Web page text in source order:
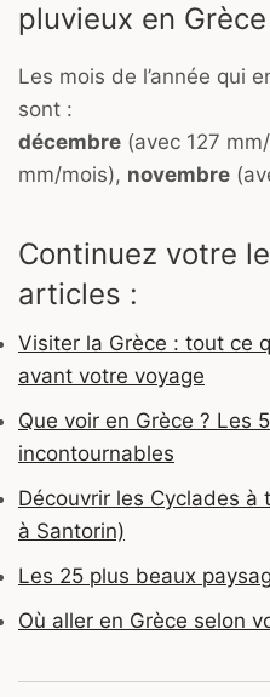
pluvieux en Grèce
Les mois de l’année qui
sont :
décembre (avec 127
mm/mois), novembre
Continuez votre
articles :
Visiter la Grèce : tout ce
avant votre voyage
Que voir en Grèce ? Les
incontournables
Découvrir les Cyclades à
à Santorin)
Les 25 plus beaux
Où aller en Grèce selon